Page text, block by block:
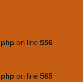
on line556
on line565